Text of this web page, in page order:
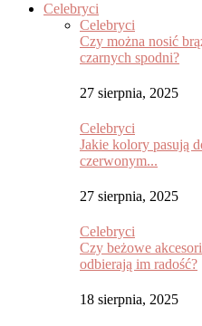
Celebryci
Celebryci
Czy można nosić
czarnych spodni?
27 sierpnia, 2025
Celebryci
Jakie kolory pasują
czerwonym...
27 sierpnia, 2025
Celebryci
Czy beżowe
odbierają im radość?
18 sierpnia, 2025